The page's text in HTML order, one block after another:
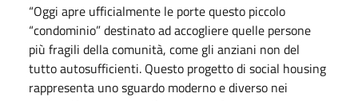
“Oggi apre ufficialmente le porte questo piccolo
“condominio” destinato ad accogliere quelle persone
più fragili della comunità, come gli anziani non del
tutto autosufficienti. Questo progetto di social housing
rappresenta uno sguardo moderno e diverso nei